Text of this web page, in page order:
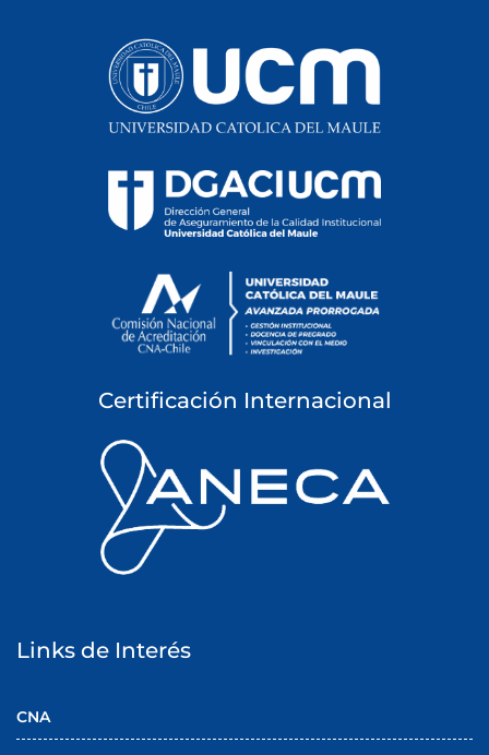
Certificación Internacional
Links de Interés
CNA